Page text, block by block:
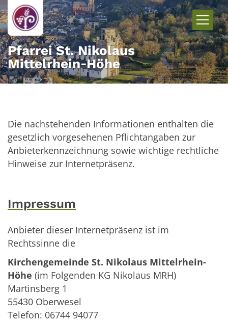
Zum Inhalt springen
Pfarrei St. Nikolaus
Mittelrhein‑Höhe
Die nachstehenden Informationen enthalten die
gesetzlich vorgesehenen Pflichtangaben zur
Anbieterkennzeichnung sowie wichtige rechtliche
Hinweise zur Internetpräsenz.
Impressum
Anbieter dieser Internetpräsenz ist im
Rechtssinne die
Kirchengemeinde St. Nikolaus Mittelrhein-
Höhe (im Folgenden KG Nikolaus MRH)
Martinsberg 1
55430 Oberwesel
Telefon: 06744 94077